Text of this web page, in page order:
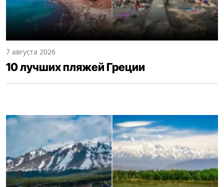
7 августа 2026
10 лучших пляжей Греции